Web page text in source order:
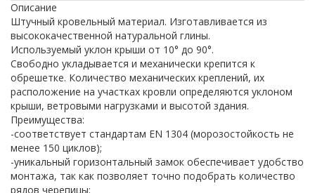
Описание
Штучный кровельный материал. Изготавливается из
высококачественной натуральной глины.
Используемый уклон крыши от 10° до 90°.
Свободно укладывается и механически крепится к
обрешетке. Количество механических креплений, их
расположение на участках кровли определяются уклоном
крыши, ветровыми нагрузками и высотой здания.
Преимущества:
-соответствует стандартам EN 1304 (морозостойкость не
менее 150 циклов);
-уникальный горизонтальный замок обеспечивает удобство
монтажа, так как позволяет точно подобрать количество
рядов черепицы;